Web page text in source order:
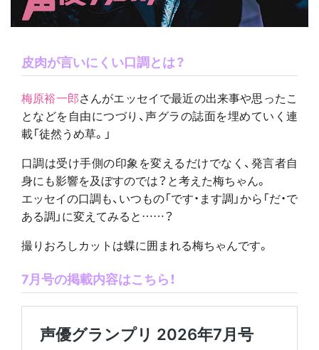
皮肉が言いにくい口調とは？
梅原裕一郎さんがエッセイで最近の出来事や思ったこ
となどを自由につづり、声グラの誌面を埋めていく連
載「徒然うめ草。」
口調は受け手側の印象を変えるだけでなく、発言者自
身にも影響を及ぼすのでは？と考えた梅ちゃん。
エッセイの口調も、いつもの「です・ます調」から「だ・で
ある調」に変えてみると……？
撮りおろしカットは蝶に囲まれる梅ちゃんです。
7月号の掲載内容はこちら！